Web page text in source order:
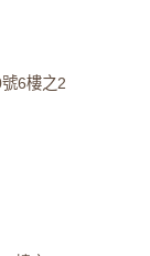
6樓之2